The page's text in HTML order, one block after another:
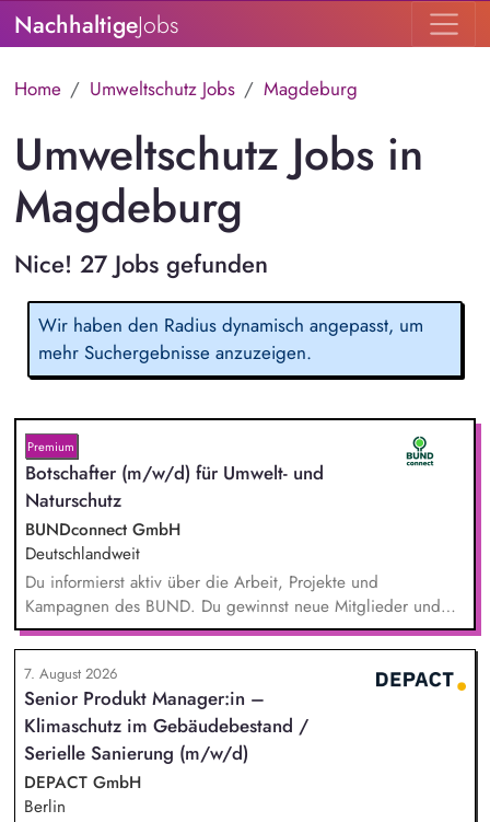
NachhaltigeJobs
Home Umweltschutz Jobs Magdeburg
Umweltschutz Jobs in
Magdeburg
Nice! 27 Jobs gefunden
Wir haben den Radius dynamisch angepasst, um
mehr Suchergebnisse anzuzeigen.
Premium
Botschafter (m/w/d) für Umwelt- und
Naturschutz
BUNDconnect GmbH
Deutschlandweit
Du informierst aktiv über die Arbeit, Projekte und
Kampagnen des BUND. Du gewinnst neue Mitglieder und
stärkst damit langfristig den Umwelt- und Naturschutz. Du
beantwortest Fragen zu Umwelt-, Arten- und Klimaschutz nach
bestem Wissen und Gewissen. Du unterstützt Kampagnen
und Aktionen, beispielsweise durch das Sammeln von
Unterschriften für Petitionen.
7. August 2026
Senior Produkt Manager:in –
Klimaschutz im Gebäudebestand /
Serielle Sanierung (m/w/d)
DEPACT GmbH
Berlin